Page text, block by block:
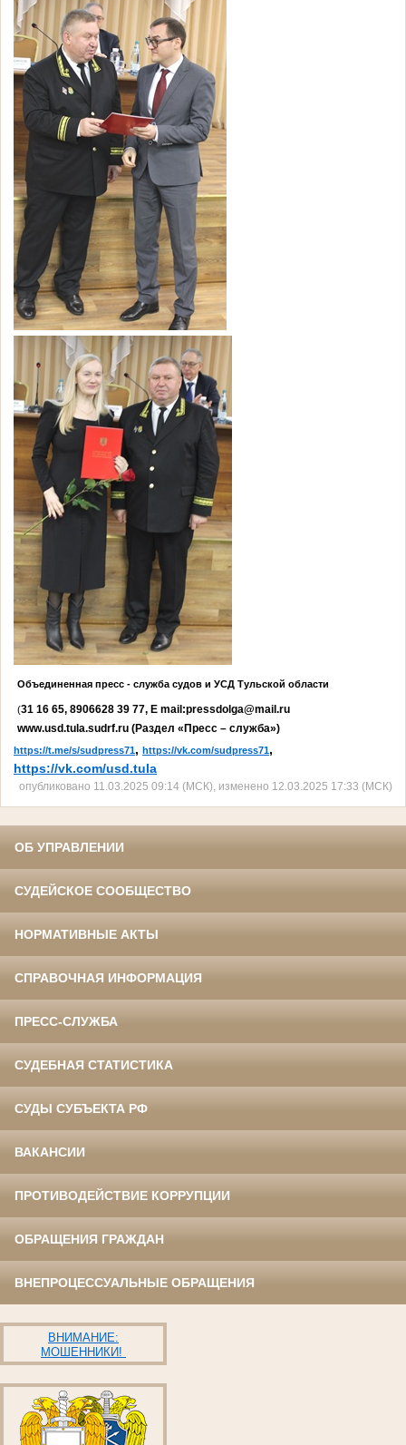
Объединенная пресс - служба судов и УСД Тульской области
(31 16 65, 8906628 39 77, E mail:pressdolga@mail.ru
www.usd.tula.sudrf.ru(Раздел «Пресс – служба»)
https://t.me/s/sudpress71, https://vk.com/sudpress71,
https://vk.com/usd.tula
опубликовано 11.03.2025 09:14 (МСК), изменено 12.03.2025 17:33 (МСК)
ОБ УПРАВЛЕНИИ
СУДЕЙСКОЕ СООБЩЕСТВО
НОРМАТИВНЫЕ АКТЫ
СПРАВОЧНАЯ ИНФОРМАЦИЯ
ПРЕСС-СЛУЖБА
СУДЕБНАЯ СТАТИСТИКА
СУДЫ СУБЪЕКТА РФ
ВАКАНСИИ
ПРОТИВОДЕЙСТВИЕ КОРРУПЦИИ
ОБРАЩЕНИЯ ГРАЖДАН
ВНЕПРОЦЕССУАЛЬНЫЕ ОБРАЩЕНИЯ
ВНИМАНИЕ:
МОШЕННИКИ!